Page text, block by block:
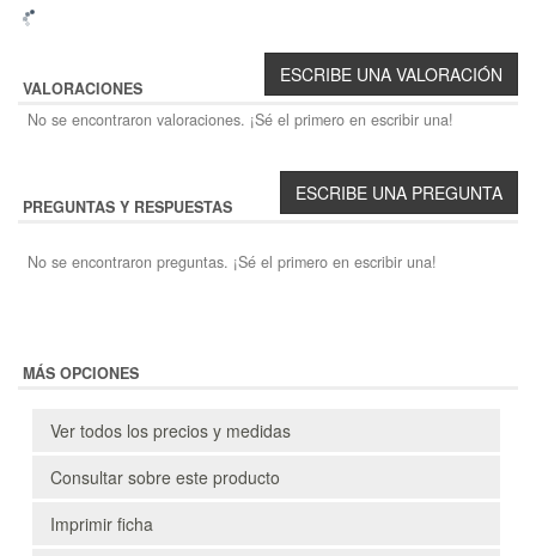
VALORACIONES
No se encontraron valoraciones. ¡Sé el primero en escribir una!
PREGUNTAS Y RESPUESTAS
No se encontraron preguntas. ¡Sé el primero en escribir una!
MÁS OPCIONES
Ver todos los precios y medidas
Consultar sobre este producto
Imprimir ficha